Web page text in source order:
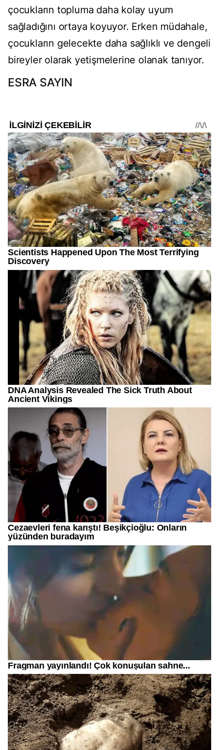
çocukların topluma daha kolay uyum
sağladığını ortaya koyuyor. Erken müdahale,
çocukların gelecekte daha sağlıklı ve dengeli
bireyler olarak yetişmelerine olanak tanıyor.
ESRA SAYIN